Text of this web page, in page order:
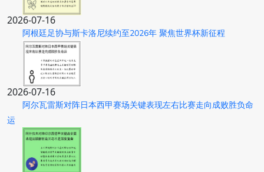
2026-07-16
阿根廷足协与斯卡洛尼续约至2026年 聚焦世界杯新征程
2026-07-16
阿尔瓦雷斯对阵日本西甲赛场关键表现左右比赛走向成败胜负命
运